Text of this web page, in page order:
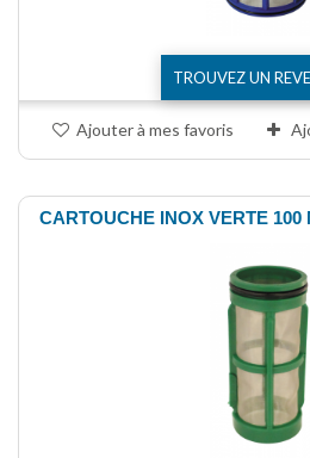
TROUVEZ UN
Ajouter à mes favoris
CARTOUCHE INOX VERTE 100